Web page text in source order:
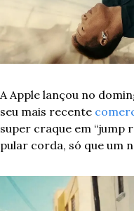
A Apple lançou no
seu mais recente
super craque em “jump
pular corda, só que um